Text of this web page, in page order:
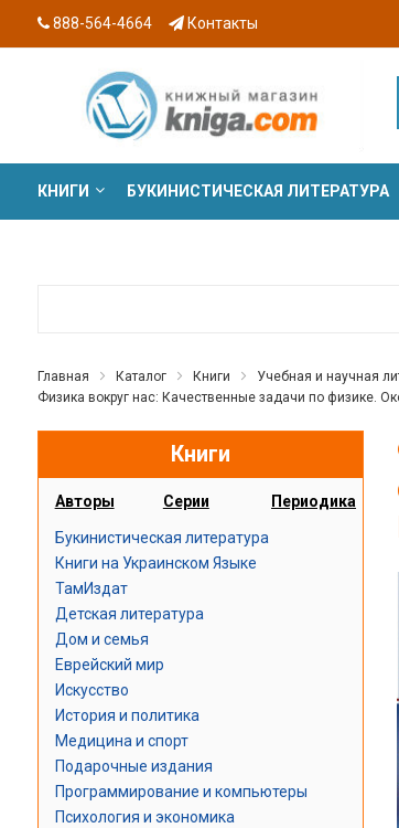
888-564-4664 Контакты
КНИГИ БУКИНИСТИЧЕСКАЯ ЛИТЕРАТУРА
Главная Каталог Книги Учебная и научная
Физика вокруг нас: Качественные задачи по физике.
Книги
Авторы Серии Периодика
Букинистическая литература
Книги на Украинском Языке
ТамИздат
Детская литература
Дом и семья
Еврейский мир
Искусство
История и политика
Медицина и спорт
Подарочные издания
Программирование и компьютеры
Психология и экономика